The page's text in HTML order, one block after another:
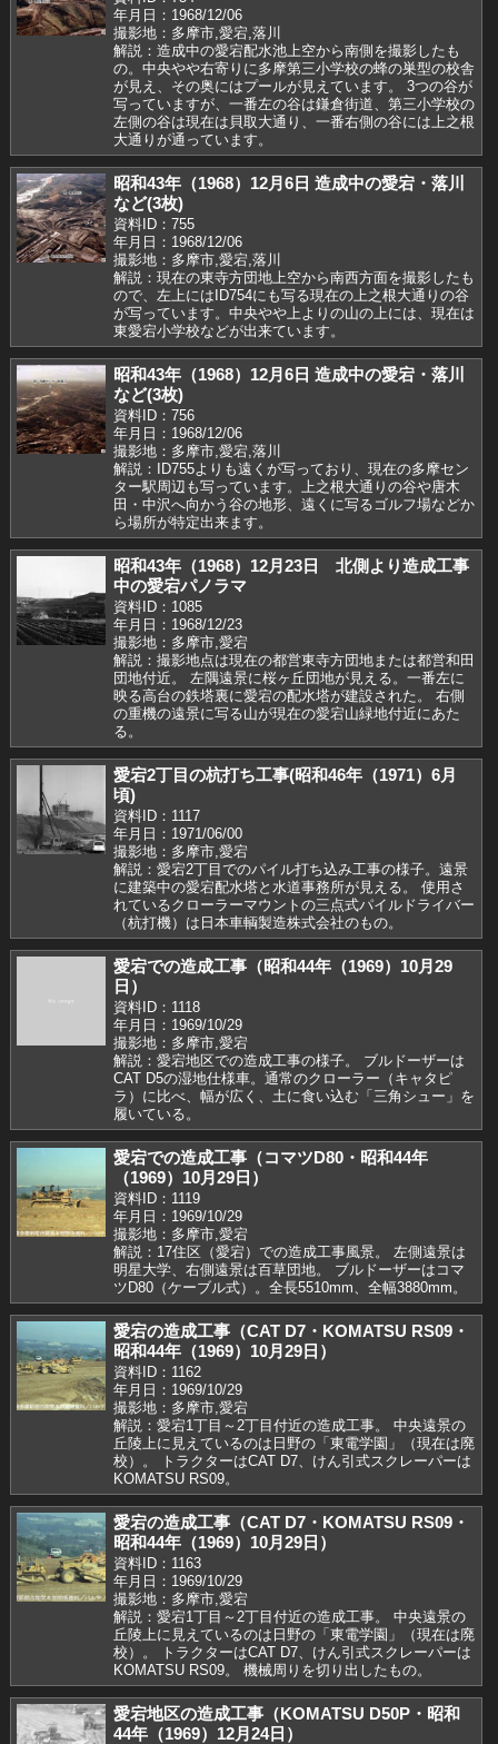
年月日：1968/12/06
撮影地：多摩市,愛宕,落川
解説：造成中の愛宕配水池上空から南側を撮影したも
の。中央やや右寄りに多摩第三小学校の蜂の巣型の校舎
が見え、その奥にはプールが見えています。 3つの谷が
写っていますが、一番左の谷は鎌倉街道、第三小学校の
左側の谷は現在は貝取大通り、一番右側の谷には上之根
大通りが通っています。
昭和43年（1968）12月6日 造成中の愛宕・落川
など(3枚)
資料ID：755
年月日：1968/12/06
撮影地：多摩市,愛宕,落川
解説：現在の東寺方団地上空から南西方面を撮影したも
ので、左上にはID754にも写る現在の上之根大通りの谷
が写っています。中央やや上よりの山の上には、現在は
東愛宕小学校などが出来ています。
昭和43年（1968）12月6日 造成中の愛宕・落川
など(3枚)
資料ID：756
年月日：1968/12/06
撮影地：多摩市,愛宕,落川
解説：ID755よりも遠くが写っており、現在の多摩セン
ター駅周辺も写っています。上之根大通りの谷や唐木
田・中沢へ向かう谷の地形、遠くに写るゴルフ場などか
ら場所が特定出来ます。
昭和43年（1968）12月23日 北側より造成工事
中の愛宕パノラマ
資料ID：1085
年月日：1968/12/23
撮影地：多摩市,愛宕
解説：撮影地点は現在の都営東寺方団地または都営和田
団地付近。 左隅遠景に桜ヶ丘団地が見える。一番左に
映る高台の鉄塔裏に愛宕の配水塔が建設された。 右側
の重機の遠景に写る山が現在の愛宕山緑地付近にあた
る。
愛宕2丁目の杭打ち工事(昭和46年（1971）6月
頃)
資料ID：1117
年月日：1971/06/00
撮影地：多摩市,愛宕
解説：愛宕2丁目でのパイル打ち込み工事の様子。遠景
に建築中の愛宕配水塔と水道事務所が見える。 使用さ
れているクローラーマウントの三点式パイルドライバー
（杭打機）は日本車輌製造株式会社のもの。
愛宕での造成工事（昭和44年（1969）10月29
日）
資料ID：1118
年月日：1969/10/29
撮影地：多摩市,愛宕
解説：愛宕地区での造成工事の様子。 ブルドーザーは
CAT D5の湿地仕様車。通常のクローラー（キャタピ
ラ）に比べ、幅が広く、土に食い込む「三角シュー」を
履いている。
愛宕での造成工事（コマツD80・昭和44年
（1969）10月29日）
資料ID：1119
年月日：1969/10/29
撮影地：多摩市,愛宕
解説：17住区（愛宕）での造成工事風景。 左側遠景は
明星大学、右側遠景は百草団地。 ブルドーザーはコマ
ツD80（ケーブル式）。全長5510mm、全幅3880mm。
愛宕の造成工事（CAT D7・KOMATSU RS09・
昭和44年（1969）10月29日）
資料ID：1162
年月日：1969/10/29
撮影地：多摩市,愛宕
解説：愛宕1丁目～2丁目付近の造成工事。 中央遠景の
丘陵上に見えているのは日野の「東電学園」（現在は廃
校）。 トラクターはCAT D7、けん引式スクレーパーは
KOMATSU RS09。
愛宕の造成工事（CAT D7・KOMATSU RS09・
昭和44年（1969）10月29日）
資料ID：1163
年月日：1969/10/29
撮影地：多摩市,愛宕
解説：愛宕1丁目～2丁目付近の造成工事。 中央遠景の
丘陵上に見えているのは日野の「東電学園」（現在は廃
校）。 トラクターはCAT D7、けん引式スクレーパーは
KOMATSU RS09。 機械周りを切り出したもの。
愛宕地区の造成工事（KOMATSU D50P・昭和
44年（1969）12月24日）